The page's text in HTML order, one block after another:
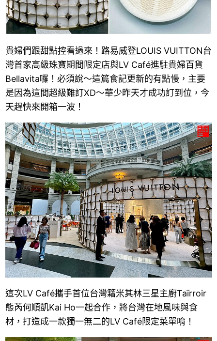
貴婦們跟甜點控看過來！路易威登LOUIS VUITTON台
灣首家高級珠寶期間限定店與LV Café進駐貴婦百貨
Bellavita囉！必須說～這篇食記更新的有點慢，主要
是因為這間超級難訂XD～華少昨天才成功訂到位，今
天趕快來開箱一波！
這次LV Café攜手首位台灣籍米其林三星主廚Taïrroir
態芮何順凱Kai Ho一起合作，將台灣在地風味與食
材，打造成一款獨一無二的LV Café限定菜單唷！